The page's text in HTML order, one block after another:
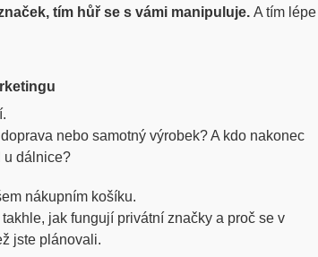
tím hůř se s vámi manipuluje. A tím lépe
nebo samotný výrobek? A kdo nakonec
u dálnice?
nákupním košíku.
jak fungují privátní značky a proč se v
jste plánovali.